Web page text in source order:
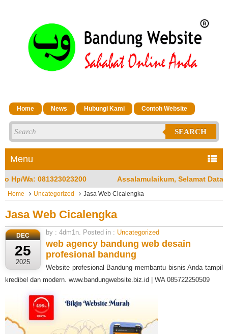
Home News Hubungi Kami Contoh Website
SEARCH
Menu
Assalamulaikum, Selamat Datang di Jasa Bandung Website
Home Uncategorized Jasa Web Cicalengka
Jasa Web Cicalengka
DEC
25
2025
by : 4dm1n. Posted in : Uncategorized
web agency bandung web desain
profesional bandung
Website profesional Bandung membantu bisnis Anda tampil
kredibel dan modern. www.bandungwebsite.biz.id | WA 085722250509